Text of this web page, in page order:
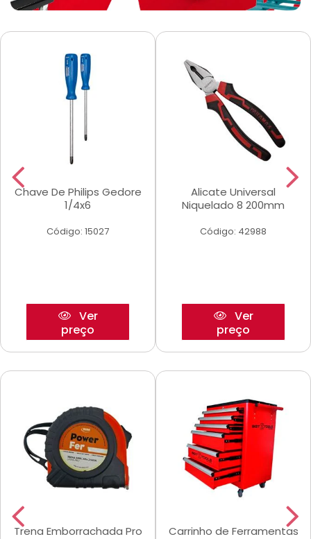
Chave De Philips Gedore
1/4x6
Código: 15027
Ver
preço
Alicate Universal
Niquelado 8 200mm
Código: 42988
Ver
preço
Trena Emborrachada Pro
Carrinho de Ferramentas